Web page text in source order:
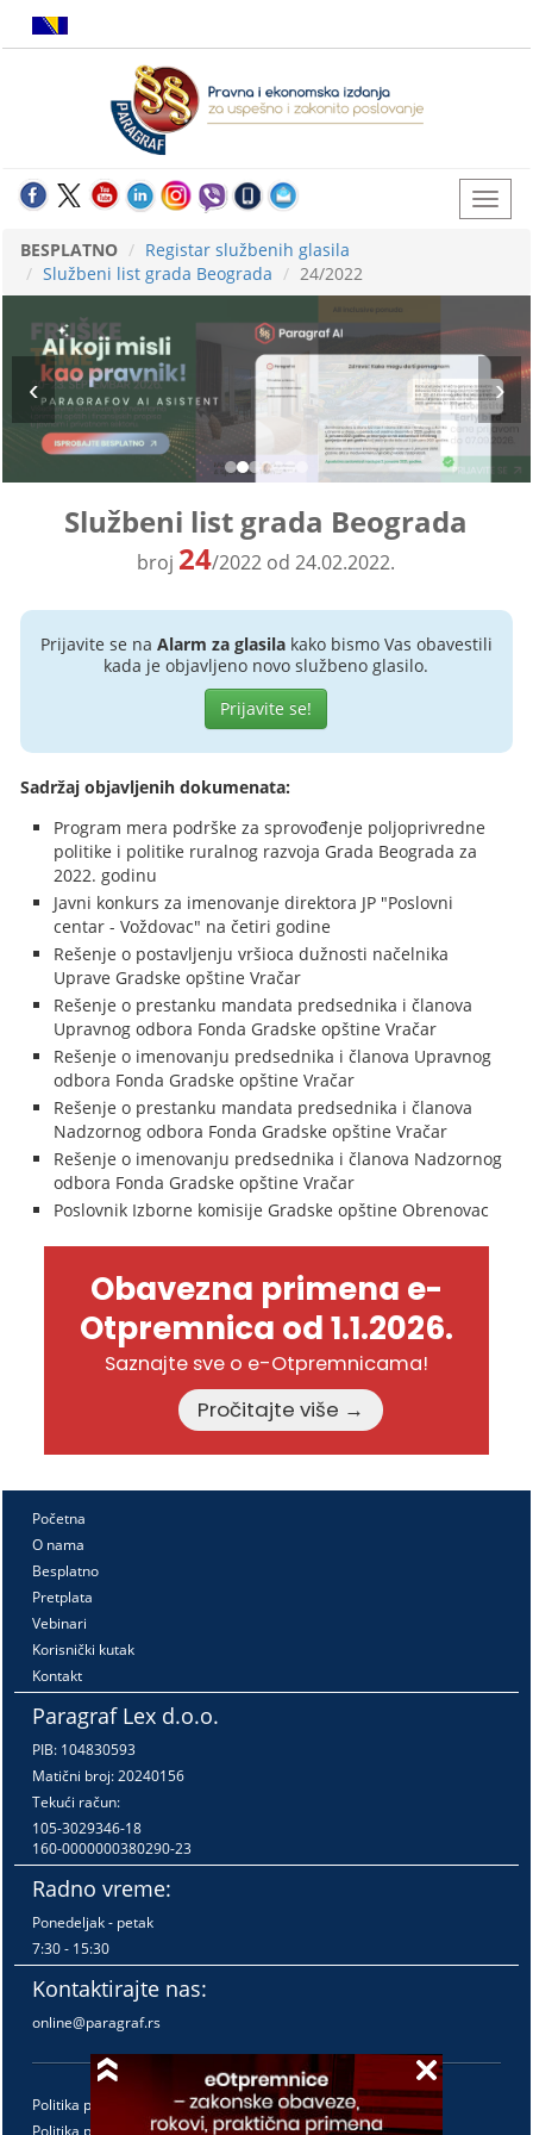
BESPLATNO
Registar službenih glasila
Službeni list grada Beograda
24/2022
Službeni list grada Beograda
broj 24/2022 od 24.02.2022.
Prijavite se na Alarm za glasilakako bismo Vas obavestili
kada je objavljeno novo službeno glasilo.
Prijavite se!
Sadržaj objavljenih dokumenata:
Program mera podrške za sprovođenje poljoprivredne
politike i politike ruralnog razvoja Grada Beograda za
2022. godinu
Javni konkurs za imenovanje direktora JP "Poslovni
centar - Voždovac" na četiri godine
Rešenje o postavljenju vršioca dužnosti načelnika
Uprave Gradske opštine Vračar
Rešenje o prestanku mandata predsednika i članova
Upravnog odbora Fonda Gradske opštine Vračar
Rešenje o imenovanju predsednika i članova Upravnog
odbora Fonda Gradske opštine Vračar
Rešenje o prestanku mandata predsednika i članova
Nadzornog odbora Fonda Gradske opštine Vračar
Rešenje o imenovanju predsednika i članova Nadzornog
odbora Fonda Gradske opštine Vračar
Poslovnik Izborne komisije Gradske opštine Obrenovac
Obavezna primena e-
Otpremnica od 1.1.2026.
Saznajte sve o e-Otpremnicama!
Pročitajte više →
Početna
O nama
Besplatno
Pretplata
Vebinari
Korisnički kutak
Kontakt
Paragraf Lex d.o.o.
PIB: 104830593
Matični broj: 20240156
Tekući račun:
105-3029346-18
160-0000000380290-23
Radno vreme:
Ponedeljak - petak
7:30 - 15:30
Kontaktirajte nas:
online@paragraf.rs
Politika privatnosti
Politika pružanja usluga